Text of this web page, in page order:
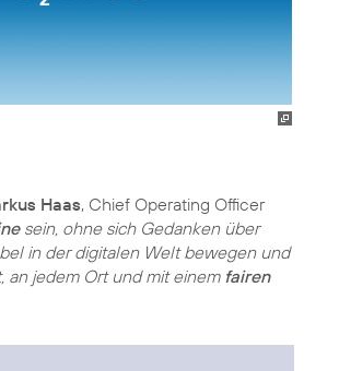
Haas, Chief Operating Officer
sein, ohne sich Gedanken über
in der digitalen Welt bewegen und
an jedem Ort und mit einemfairen